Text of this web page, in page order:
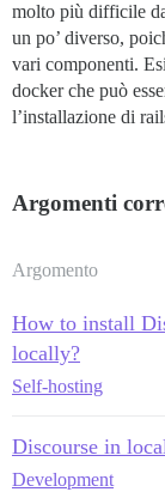
molto più difficile
un po’ diverso,
vari componenti.
docker che può
l’installazione di
Argomenti
Argomento
How to install
locally?
Self-hosting
Discourse in
Development